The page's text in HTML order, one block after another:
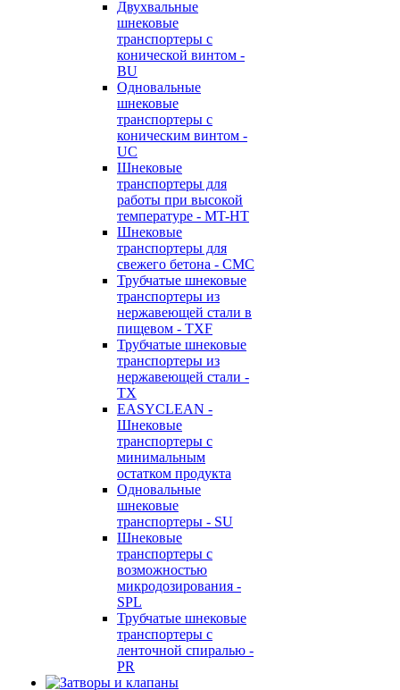
Двухвальные
шнековые
транспортеры с
конической винтом -
BU
Одновальные
шнековые
транспортеры с
коническим винтом -
UC
Шнековые
транспортеры для
работы при высокой
температуре - MT-HT
Шнековые
транспортеры для
свежего бетона - CMC
Трубчатые шнековые
транспортеры из
нержавеющей стали в
пищевом - TXF
Трубчатые шнековые
транспортеры из
нержавеющей стали -
TX
EASYCLEAN -
Шнековые
транспортеры с
минимальным
остатком продукта
Одновальные
шнековые
транспортеры - SU
Шнековые
транспортеры с
возможностью
микродозирования -
SPL
Трубчатые шнековые
транспортеры с
ленточной спиралью -
PR